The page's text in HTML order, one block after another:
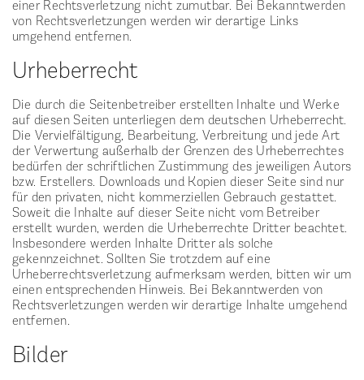
einer Rechtsverletzung nicht zumutbar. Bei Bekanntwerden
von Rechtsverletzungen werden wir derartige Links
umgehend entfernen.
Urheberrecht
Die durch die Seitenbetreiber erstellten Inhalte und Werke
auf diesen Seiten unterliegen dem deutschen Urheberrecht.
Die Vervielfältigung, Bearbeitung, Verbreitung und jede Art
der Verwertung außerhalb der Grenzen des Urheberrechtes
bedürfen der schriftlichen Zustimmung des jeweiligen Autors
bzw. Erstellers. Downloads und Kopien dieser Seite sind nur
für den privaten, nicht kommerziellen Gebrauch gestattet.
Soweit die Inhalte auf dieser Seite nicht vom Betreiber
erstellt wurden, werden die Urheberrechte Dritter beachtet.
Insbesondere werden Inhalte Dritter als solche
gekennzeichnet. Sollten Sie trotzdem auf eine
Urheberrechtsverletzung aufmerksam werden, bitten wir um
einen entsprechenden Hinweis. Bei Bekanntwerden von
Rechtsverletzungen werden wir derartige Inhalte umgehend
entfernen.
Bilder